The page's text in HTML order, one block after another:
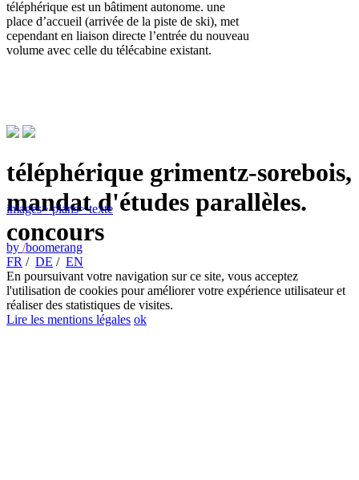
téléphérique est un bâtiment autonome. une
place d’accueil (arrivée de la piste de ski), met
cependant en liaison directe l’entrée du nouveau
volume avec celle du télécabine existant.
téléphérique grimentz-sorebois,
mandat d'études parallèles.
concours
images> plans> texte
by /boomerang
FR / DE / EN
En poursuivant votre navigation sur ce site, vous acceptez
l'utilisation de cookies pour améliorer votre expérience utilisateur et
réaliser des statistiques de visites.
Lire les mentions légales ok